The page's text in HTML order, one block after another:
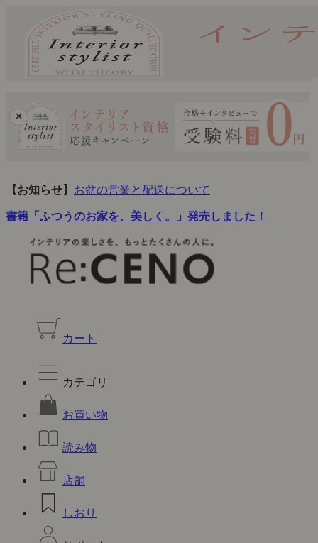
×
【お知らせ】 お盆の営業と配送について
書籍「ふつうのお家を、美しく。」発売しました！
カート
カテゴリ
お買い物
読み物
店舗
しおり